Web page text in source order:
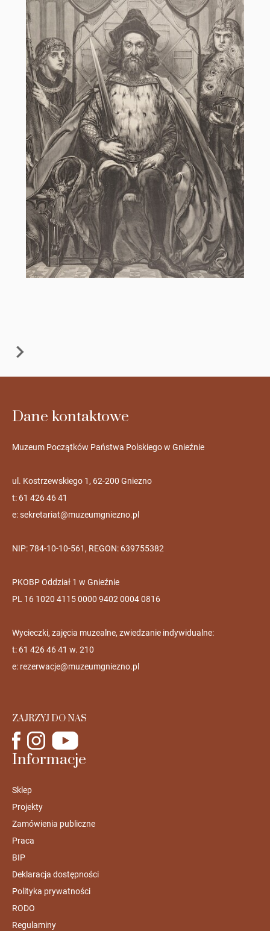
Dane kontaktowe
Muzeum Początków Państwa Polskiego w Gnieźnie
ul. Kostrzewskiego 1, 62-200 Gniezno
t: 61 426 46 41
e:sekretariat@muzeumgniezno.pl
NIP: 784-10-10-561, REGON: 639755382
PKOBP Oddział 1 w Gnieźnie
PL 16 1020 4115 0000 9402 0004 0816
Wycieczki, zajęcia muzealne, zwiedzanie indywidualne:
t: 61 426 46 41 w. 210
e: rezerwacje@muzeumgniezno.pl
ZAJRZYJ DO NAS
Informacje
Sklep
Projekty
Zamówienia publiczne
Praca
BIP
Deklaracja dostępności
Polityka prywatności
RODO
Regulaminy